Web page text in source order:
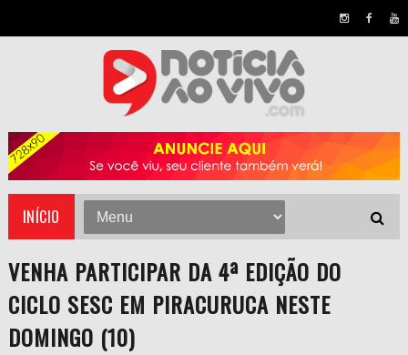
INÍCIO
VENHA PARTICIPAR DA 4ª EDIÇÃO DO
CICLO SESC EM PIRACURUCA NESTE
DOMINGO (10)